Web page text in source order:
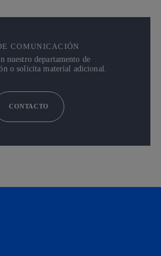
COMUNICACIÓN
nuestro departamento de
o solicita material adicional.
CONTACTO